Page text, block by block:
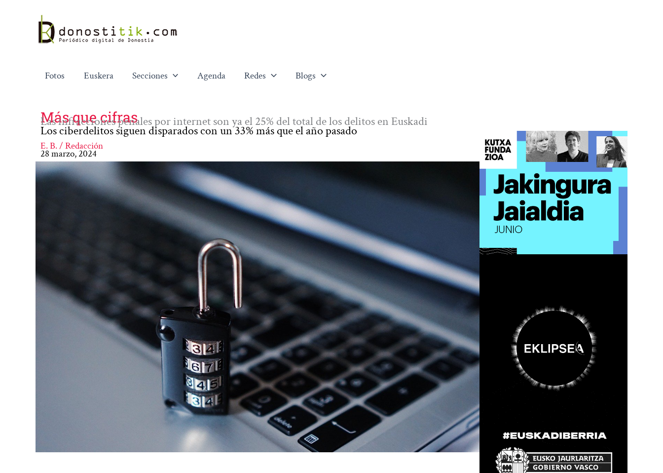
contenido
Fotos Euskera Secciones Agenda Redes Blogs
Más que cifras
Las infracciones penales por internet son ya el 25% del total de los delitos en Euskadi
Los ciberdelitos siguen disparados con un 33% más que el año pasado
E. B. / Redacción
28 marzo, 2024